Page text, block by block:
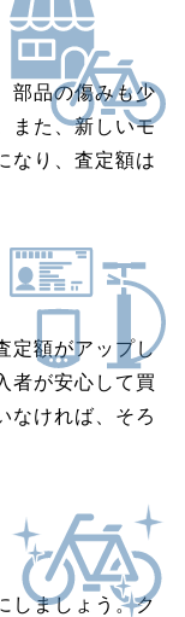
部品の傷みも少
また、新しいモ
なり、査定額は
定額がアップし
者が安心して買
なければ、そろ
しましょう。ク